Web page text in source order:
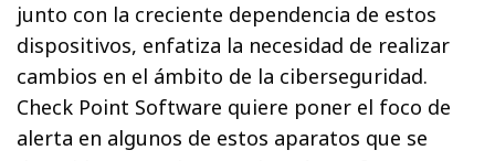
junto con la creciente dependencia de estos
dispositivos, enfatiza la necesidad de realizar
cambios en el ámbito de la ciberseguridad.
Check Point Software quiere poner el foco de
alerta en algunos de estos aparatos que se